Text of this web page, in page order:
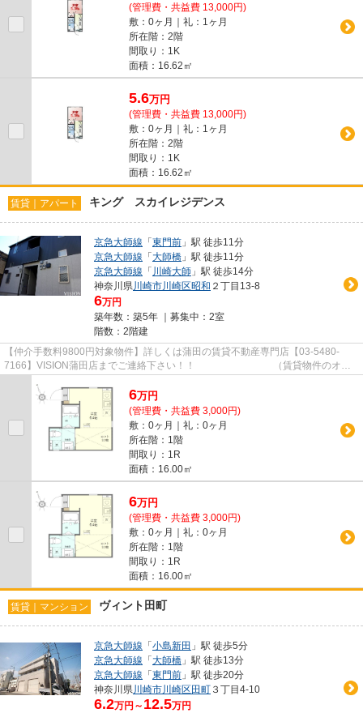
(管理費・共益費 13,000円)
敷：0ヶ月｜礼：1ヶ月
所在階：2階
間取り：1K
面積：16.62㎡
5.6万円
(管理費・共益費 13,000円)
敷：0ヶ月｜礼：1ヶ月
所在階：2階
間取り：1K
面積：16.62㎡
賃貸｜アパート キング スカイレジデンス
京急大師線 「東門前 」駅 徒歩11分
京急大師線 「大師橋 」駅 徒歩11分
京急大師線 「 川崎大師 」駅 徒歩14分
神奈川県川崎市川崎区昭和 ２丁目13-8
6万円
築年数：築5年 ｜募集中： 2室
階数：2階建
【仲介手数料9800円対象物件】詳しくは蒲田の賃貸不動産専門店【03-5480-
7166】VISION蒲田店までご連絡下さい！！ （賃貸物件のオス
スメポイント） 敷金礼金不要 シュ...
6万円
(管理費・共益費 3,000円)
敷：0ヶ月｜礼：0ヶ月
所在階：1階
間取り：1R
面積：16.00㎡
6万円
(管理費・共益費 3,000円)
敷：0ヶ月｜礼：0ヶ月
所在階：1階
間取り：1R
面積：16.00㎡
賃貸｜マンション ヴィント田町
京急大師線 「小島新田 」駅 徒歩5分
京急大師線 「大師橋 」駅 徒歩13分
京急大師線 「東門前 」駅 徒歩20分
神奈川県川崎市川崎区田町 ３丁目4-10
6.2万円～ 12.5万円